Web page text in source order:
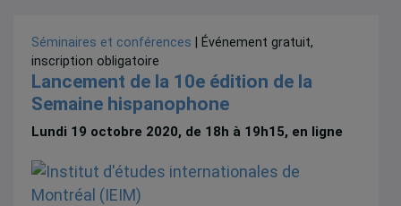
Séminaires et conférences | Événement gratuit,
inscription obligatoire
Lancement de la 10e édition de la
Semaine hispanophone
Lundi 19 octobre 2020, de 18h à 19h15, en ligne